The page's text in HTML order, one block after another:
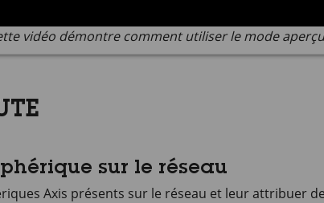
vidéo démontre comment utiliser le mode
sur le réseau
Axis présents sur le réseau et leur attribuer